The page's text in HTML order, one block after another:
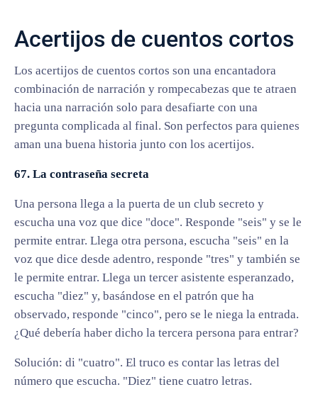
Acertijos de cuentos cortos
Los acertijos de cuentos cortos son una encantadora
combinación de narración y rompecabezas que te atraen
hacia una narración solo para desafiarte con una
pregunta complicada al final. Son perfectos para quienes
aman una buena historia junto con los acertijos.
67. La contraseña secreta
Una persona llega a la puerta de un club secreto y
escucha una voz que dice "doce". Responde "seis" y se le
permite entrar. Llega otra persona, escucha "seis" en la
voz que dice desde adentro, responde "tres" y también se
le permite entrar. Llega un tercer asistente esperanzado,
escucha "diez" y, basándose en el patrón que ha
observado, responde "cinco", pero se le niega la entrada.
¿Qué debería haber dicho la tercera persona para entrar?
Solución: di "cuatro". El truco es contar las letras del
número que escucha. "Diez" tiene cuatro letras.